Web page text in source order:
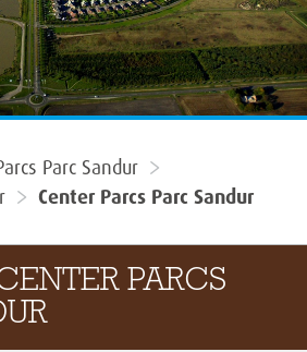
Parc Sandur
Center Parcs Parc Sandur
PARCS